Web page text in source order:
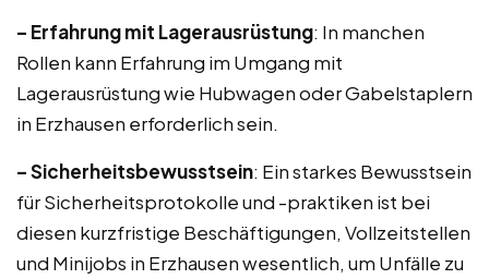
– Erfahrung mit Lagerausrüstung: In manchen
Rollen kann Erfahrung im Umgang mit
Lagerausrüstung wie Hubwagen oder Gabelstaplern
in Erzhausen erforderlich sein.
– Sicherheitsbewusstsein: Ein starkes Bewusstsein
für Sicherheitsprotokolle und -praktiken ist bei
diesen kurzfristige Beschäftigungen, Vollzeitstellen
und Minijobs in Erzhausen wesentlich, um Unfälle zu